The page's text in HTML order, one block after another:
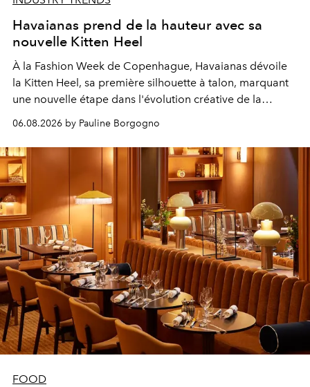
Havaianas prend de la hauteur avec sa
nouvelle Kitten Heel
À la Fashion Week de Copenhague, Havaianas dévoile
la Kitten Heel, sa première silhouette à talon, marquant
une nouvelle étape dans l'évolution créative de la
06.08.2026 by Pauline Borgogno
FOOD